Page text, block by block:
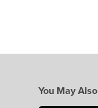
You May